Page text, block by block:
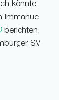
könnte
Immanuel
berichten,
SV